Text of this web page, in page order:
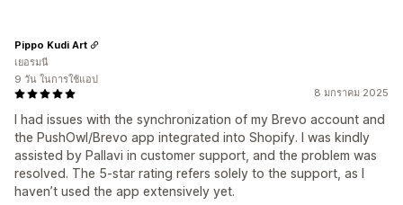
8 มกราคม 2025
I had issues with the synchronization of my Brevo account and
the PushOwl/Brevo app integrated into Shopify. I was kindly
assisted by Pallavi in customer support, and the problem was
resolved. The 5-star rating refers solely to the support, as I
haven’t used the app extensively yet.
Pippo Kudi Art
เยอรมนี
9 วัน ในการใช้แอป